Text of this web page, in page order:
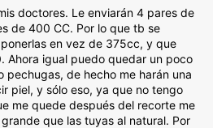
doctores. Le enviarán 4 pares de
de 400 CC. Por lo que tb se
en vez de 375cc, y que
Ahora igual puedo quedar un poco
de hecho me harán una
piel, y sólo eso, ya que no tengo
me quede después del recorte me
que las tuyas al natural. Por